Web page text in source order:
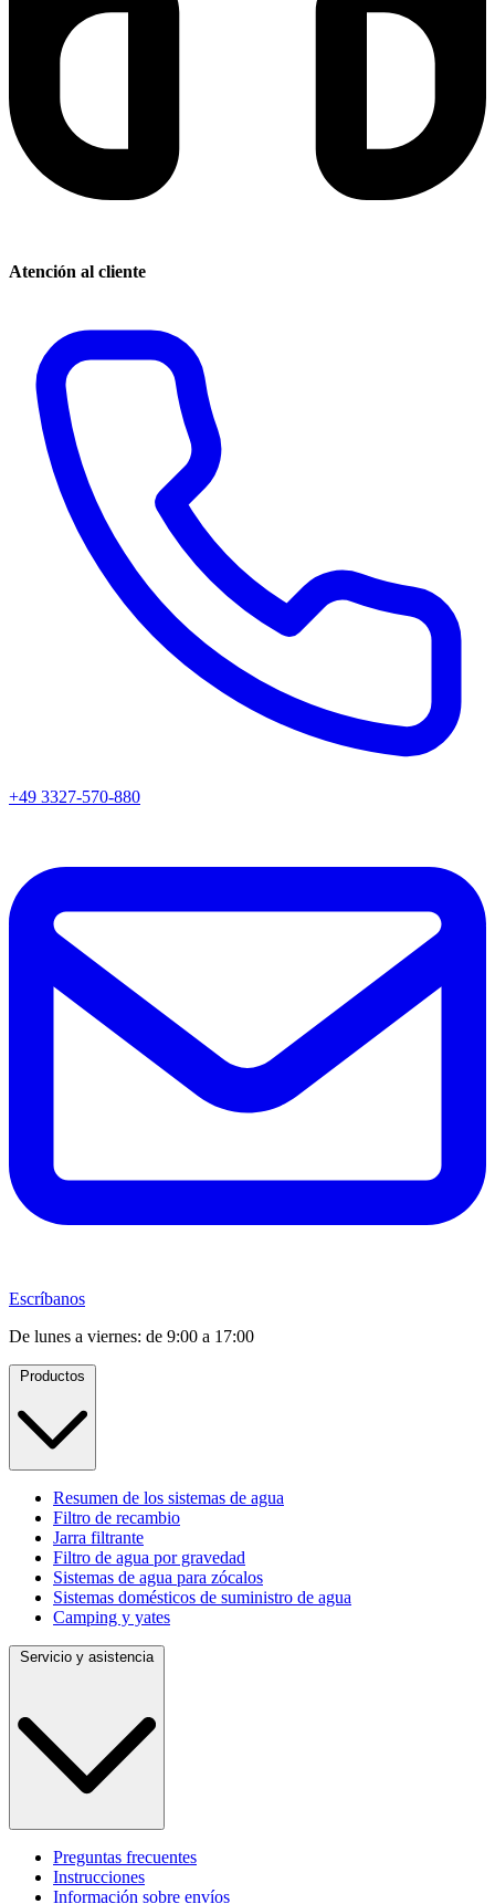
Atención al cliente
+49 3327-570-880
Escríbanos
De lunes a viernes: de 9:00 a 17:00
Productos
Resumen de los sistemas de agua
Filtro de recambio
Jarra filtrante
Filtro de agua por gravedad
Sistemas de agua para zócalos
Sistemas domésticos de suministro de agua
Camping y yates
Servicio y asistencia
Preguntas frecuentes
Instrucciones
Información sobre envíos